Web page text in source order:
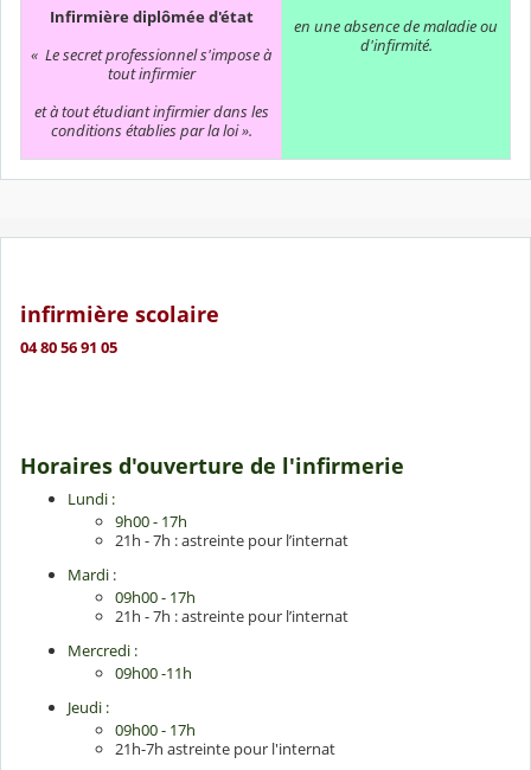
Infirmière diplômée d'état
« Le secret professionnel s'impose à
tout infirmier
et à tout étudiant infirmier dans les
conditions établies par la loi ».
en une absence de maladie ou
d'infirmité.
infirmière scolaire
04 80 56 91 05
Horaires d'ouverture de l'infirmerie
Lundi :
9h00 - 17h
21h - 7h : astreinte pour l’internat
Mardi :
09h00 - 17h
21h - 7h : astreinte pour l’internat
Mercredi :
09h00 -11h
Jeudi :
09h00 - 17h
21h-7h astreinte pour l'internat